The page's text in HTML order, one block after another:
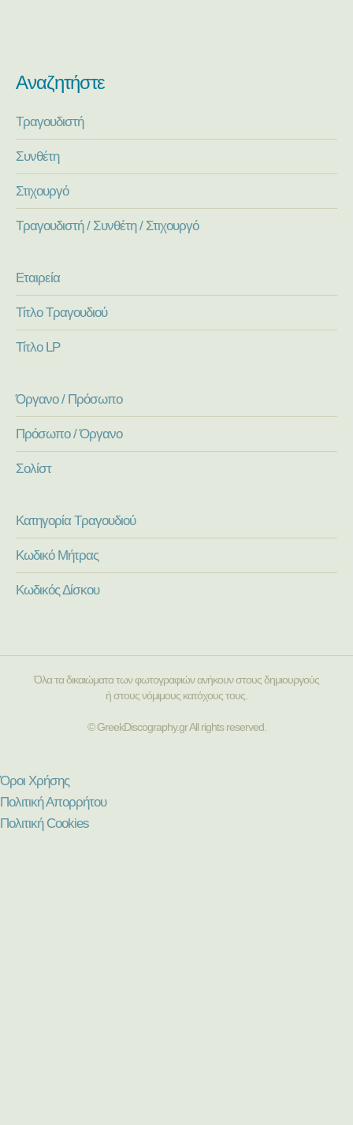
Αναζητήστε
Τραγουδιστή
Συνθέτη
Στιχουργό
Τραγουδιστή / Συνθέτη / Στιχουργό
Εταιρεία
Τίτλο Τραγουδιού
Τίτλο LP
Όργανο / Πρόσωπο
Πρόσωπο / Όργανο
Σολίστ
Κατηγορία Τραγουδιού
Κωδικό Μήτρας
Κωδικός Δίσκου
Όλα τα δικαιώματα των φωτογραφιών ανήκουν στους δημιουργούς
ή στους νόμιμους κατόχους τους.
© GreekDiscography.gr All rights reserved.
Όροι Χρήσης
Πολιτική Απορρήτου
Πολιτική Cookies